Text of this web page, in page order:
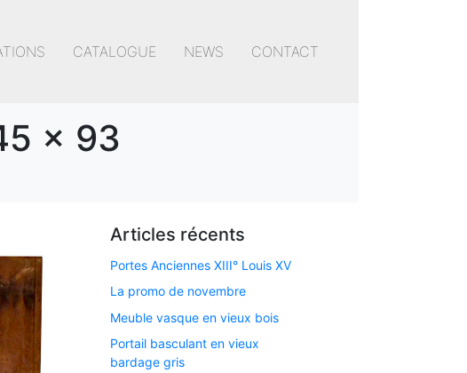
CATALOGUE NEWS CONTACT
x 93
Articles récents
Portes Anciennes XIII° Louis XV
La promo de novembre
Meuble vasque en vieux bois
Portail basculant en vieux
bardage gris